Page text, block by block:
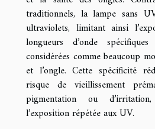
traditionnels, la lampe sans
ultraviolets, limitant ainsi
longueurs d’onde
considérées comme beaucoup
et l’ongle. Cette spécificité
risque de vieillissement
pigmentation ou
l’exposition répétée aux UV.